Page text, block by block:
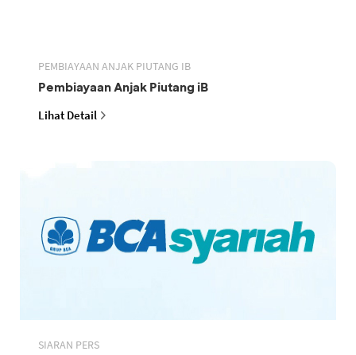
PEMBIAYAAN ANJAK PIUTANG IB
Pembiayaan Anjak Piutang iB
Lihat Detail
SIARAN PERS